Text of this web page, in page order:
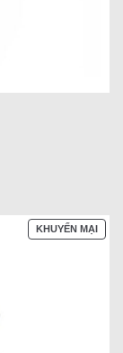
KHUYẾN MẠISẢN